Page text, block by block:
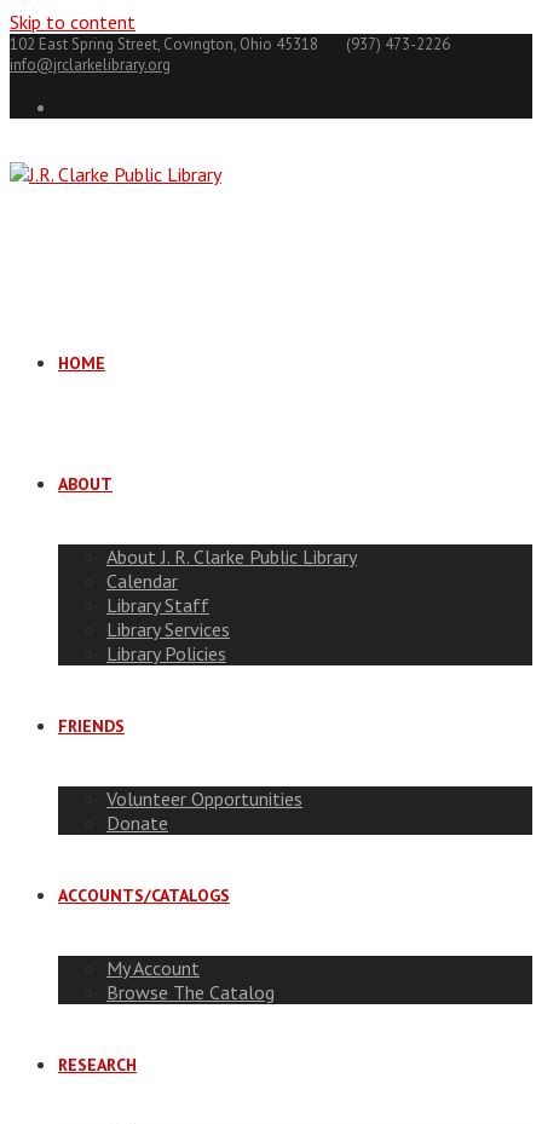
Skip to content
102 East Spring Street, Covington, Ohio 45318
(937) 473-2226
info@jrclarkelibrary.org
HOME
ABOUT
About J. R. Clarke Public Library
Calendar
Library Staff
Library Services
Library Policies
FRIENDS
Volunteer Opportunities
Donate
ACCOUNTS/CATALOGS
My Account
Browse The Catalog
RESEARCH